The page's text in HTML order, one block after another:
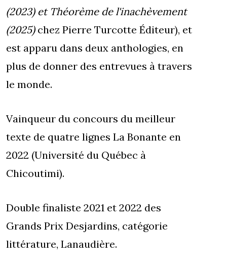
(2023) et Théorème de l'inachèvement
(2025) chez Pierre Turcotte Éditeur), et
est apparu dans deux anthologies, en
plus de donner des entrevues à travers
le monde.
Vainqueur du concours du meilleur
texte de quatre lignes La Bonante en
2022 (Université du Québec à
Chicoutimi).
Double finaliste 2021 et 2022 des
Grands Prix Desjardins, catégorie
littérature, Lanaudière.